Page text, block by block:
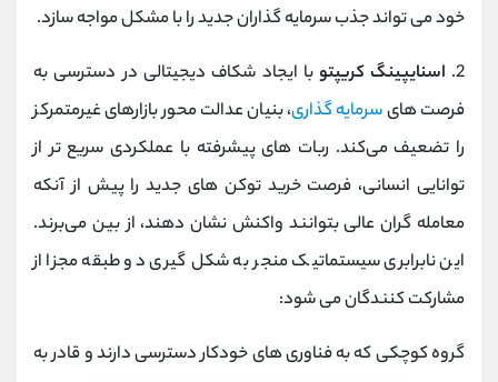
خود می‌ تواند جذب سرمایه ‌گذاران جدید را با مشکل مواجه سازد.
2. اسنایپینگ کریپتوبا ایجاد شکاف دیجیتالی در دسترسی به
فرصت ‌هایسرمایه‌ گذاری، بنیان عدالت محور بازارهای غیرمتمرکز
را تضعیف می‌کند. ربات ‌های پیشرفته با عملکردی سریع ‌تر از
توانایی انسانی، فرصت خرید توکن ‌های جدید را پیش از آنکه
معامله ‌گران عالی بتوانند واکنش نشان دهند، از بین می‌برند.
این نابرابری سیستماتیک منجر به شکل‌ گیری دو طبقه مجزا از
مشارکت‌ کنندگان می ‌شود:
گروه کوچکی که به فناوری‌ های خودکار دسترسی دارند و قادر به